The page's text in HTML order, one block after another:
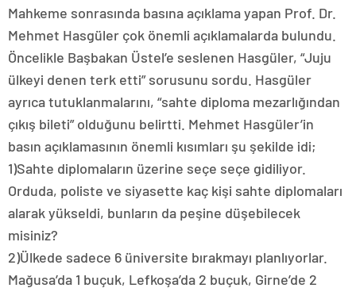
Mahkeme sonrasında basına açıklama yapan Prof. Dr.
Mehmet Hasgüler çok önemli açıklamalarda bulundu.
Öncelikle Başbakan Üstel’e seslenen Hasgüler, “Juju
ülkeyi denen terk etti” sorusunu sordu. Hasgüler
ayrıca tutuklanmalarını, “sahte diploma mezarlığından
çıkış bileti” olduğunu belirtti. Mehmet Hasgüler’in
basın açıklamasının önemli kısımları şu şekilde idi;
1)Sahte diplomaların üzerine seçe seçe gidiliyor.
Orduda, poliste ve siyasette kaç kişi sahte diplomaları
alarak yükseldi, bunların da peşine düşebilecek
misiniz?
2)Ülkede sadece 6 üniversite bırakmayı planlıyorlar.
Mağusa’da 1 buçuk, Lefkoşa’da 2 buçuk, Girne’de 2